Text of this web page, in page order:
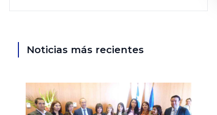
Noticias más recientes